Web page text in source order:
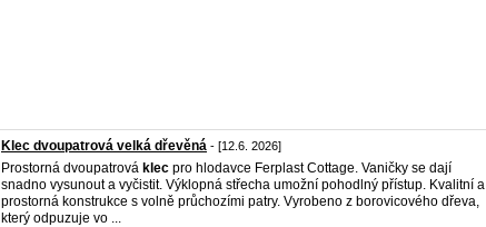
Klec dvoupatrová velká dřevěná - [12.6. 2026]
Prostorná dvoupatrová klec pro hlodavce Ferplast Cottage. Vaničky se dají
snadno vysunout a vyčistit. Výklopná střecha umožní pohodlný přístup. Kvalitní a
prostorná konstrukce s volně průchozími patry. Vyrobeno z borovicového dřeva,
který odpuzuje vo ...